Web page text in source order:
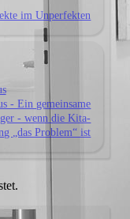
im Unperfekten
- Ein gemeinsame
- wenn die Kita-
„das Problem“ ist